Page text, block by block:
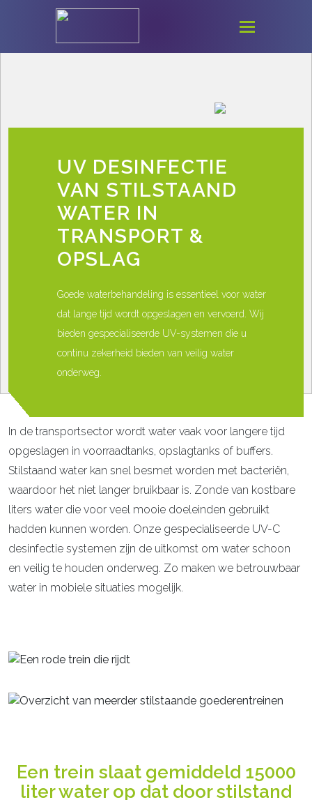
UV DESINFECTIE
VAN STILSTAAND
WATER IN
TRANSPORT &
OPSLAG
Goede waterbehandeling is essentieel voor water
dat lange tijd wordt opgeslagen en vervoerd. Wij
bieden gespecialiseerde UV-systemen die u
continu zekerheid bieden van veilig water
onderweg.
In de transportsector wordt water vaak voor langere tijd
opgeslagen in voorraadtanks, opslagtanks of buffers.
Stilstaand water kan snel besmet worden met bacteriën,
waardoor het niet langer bruikbaar is. Zonde van kostbare
liters water die voor veel mooie doeleinden gebruikt
hadden kunnen worden. Onze gespecialiseerde UV-C
desinfectie systemen zijn de uitkomst om water schoon
en veilig te houden onderweg. Zo maken we betrouwbaar
water in mobiele situaties mogelijk.
Een trein slaat gemiddeld 15000
liter water op dat door stilstand